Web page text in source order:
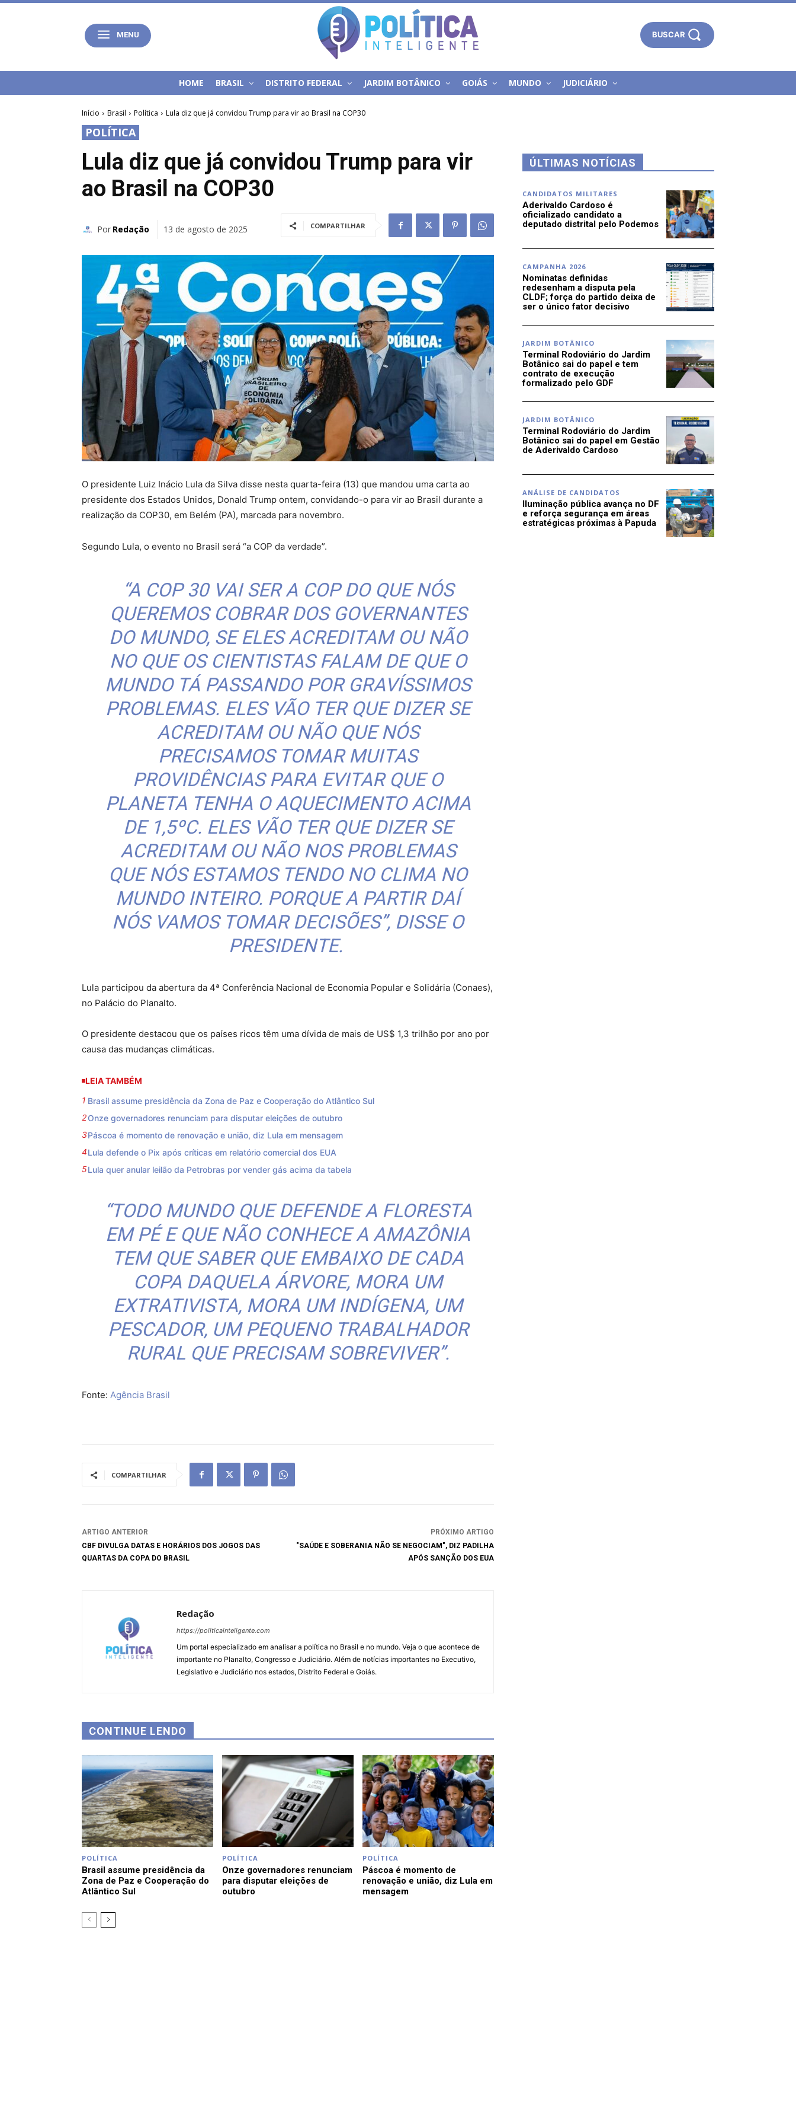
MENU BUSCAR
HOME BRASIL DISTRITO FEDERAL JARDIM BOTÂNICO GOIÁS MUNDO JUDICIÁRIO
Início Brasil Política Lula diz que já convidou Trump para vir ao Brasil na COP30
POLÍTICA
Lula diz que já convidou Trump para vir
ao Brasil na COP30
Por Redação 13 de agosto de 2025 COMPARTILHAR
O presidente Luiz Inácio Lula da Silva disse nesta quarta-feira (13) que mandou uma carta ao
presidente dos Estados Unidos, Donald Trump ontem, convidando-o para vir ao Brasil durante a
realização da COP30, em Belém (PA), marcada para novembro.
Segundo Lula, o evento no Brasil será “a COP da verdade”.
“A COP 30 VAI SER A COP DO QUE NÓS
QUEREMOS COBRAR DOS GOVERNANTES
DO MUNDO, SE ELES ACREDITAM OU NÃO
NO QUE OS CIENTISTAS FALAM DE QUE O
MUNDO TÁ PASSANDO POR GRAVÍSSIMOS
PROBLEMAS. ELES VÃO TER QUE DIZER SE
ACREDITAM OU NÃO QUE NÓS
PRECISAMOS TOMAR MUITAS
PROVIDÊNCIAS PARA EVITAR QUE O
PLANETA TENHA O AQUECIMENTO ACIMA
DE 1,5ºC. ELES VÃO TER QUE DIZER SE
ACREDITAM OU NÃO NOS PROBLEMAS
QUE NÓS ESTAMOS TENDO NO CLIMA NO
MUNDO INTEIRO. PORQUE A PARTIR DAÍ
NÓS VAMOS TOMAR DECISÕES”, DISSE O
PRESIDENTE.
Lula participou da abertura da 4ª Conferência Nacional de Economia Popular e Solidária (Conaes),
no Palácio do Planalto.
O presidente destacou que os países ricos têm uma dívida de mais de US$ 1,3 trilhão por ano por
causa das mudanças climáticas.
LEIA TAMBÉM
Brasil assume presidência da Zona de Paz e Cooperação do Atlântico Sul
Onze governadores renunciam para disputar eleições de outubro
Páscoa é momento de renovação e união, diz Lula em mensagem
Lula defende o Pix após críticas em relatório comercial dos EUA
Lula quer anular leilão da Petrobras por vender gás acima da tabela
“TODO MUNDO QUE DEFENDE A FLORESTA
EM PÉ E QUE NÃO CONHECE A AMAZÔNIA
TEM QUE SABER QUE EMBAIXO DE CADA
COPA DAQUELA ÁRVORE, MORA UM
EXTRATIVISTA, MORA UM INDÍGENA, UM
PESCADOR, UM PEQUENO TRABALHADOR
RURAL QUE PRECISAM SOBREVIVER”.
Fonte: Agência Brasil
COMPARTILHAR
ARTIGO ANTERIOR
CBF DIVULGA DATAS E HORÁRIOS DOS JOGOS DAS
QUARTAS DA COPA DO BRASIL
PRÓXIMO ARTIGO
"SAÚDE E SOBERANIA NÃO SE NEGOCIAM", DIZ PADILHA
APÓS SANÇÃO DOS EUA
Redação
https://politicainteligente.com
Um portal especializado em analisar a política no Brasil e no mundo. Veja o que acontece de
importante no Planalto, Congresso e Judiciário. Além de notícias importantes no Executivo,
Legislativo e Judiciário nos estados, Distrito Federal e Goiás.
CONTINUE LENDO
POLÍTICA
Brasil assume presidência da
Zona de Paz e Cooperação do
Atlântico Sul
POLÍTICA
Onze governadores renunciam
para disputar eleições de
outubro
POLÍTICA
Páscoa é momento de
renovação e união, diz Lula em
mensagem
ÚLTIMAS NOTÍCIAS
CANDIDATOS MILITARES
Aderivaldo Cardoso é
oficializado candidato a
deputado distrital pelo Podemos
CAMPANHA 2026
Nominatas definidas
redesenham a disputa pela
CLDF; força do partido deixa de
ser o único fator decisivo
JARDIM BOTÂNICO
Terminal Rodoviário do Jardim
Botânico sai do papel e tem
contrato de execução
formalizado pelo GDF
JARDIM BOTÂNICO
Terminal Rodoviário do Jardim
Botânico sai do papel em Gestão
de Aderivaldo Cardoso
ANÁLISE DE CANDIDATOS
Iluminação pública avança no DF
e reforça segurança em áreas
estratégicas próximas à Papuda